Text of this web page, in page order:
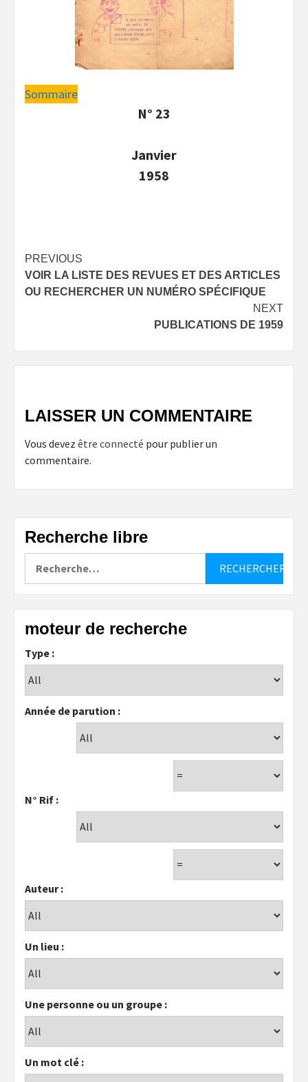
Sommaire
N° 23
Janvier
1958
Post
navigation
PREVIOUS
VOIR LA LISTE DES REVUES ET DES ARTICLES
OU RECHERCHER UN NUMÉRO SPÉCIFIQUE
NEXT
PUBLICATIONS DE 1959
LAISSER UN COMMENTAIRE
Vous devez être connecté pour publier un
commentaire.
Recherche libre
moteur de recherche
Type :
Année de parution :
N° Rif :
Auteur :
Un lieu :
Une personne ou un groupe :
Un mot clé :